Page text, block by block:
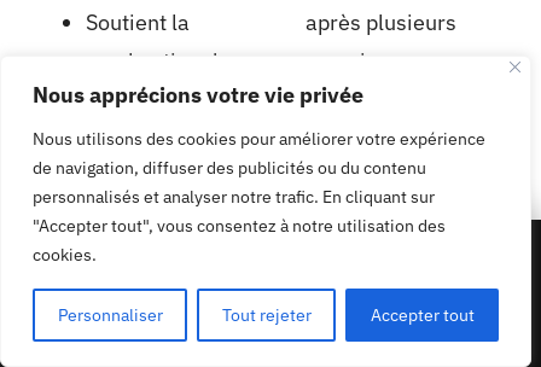
Nous apprécions votre vie privée
Nous utilisons des cookies pour améliorer votre expérience
de navigation, diffuser des publicités ou du contenu
personnalisés et analyser notre trafic. En cliquant sur
"Accepter tout", vous consentez à notre utilisation des
cookies.
Personnaliser Tout rejeter Accepter tout
Soutient la
combustion des
graisses la nuit
Facile à intégrer
dans la routine
Réduction de
l’appétit et des
fringales
après plusieurs
semaines
Peut nécessiter une
activité physique
pour optimiser
Attention aux
si problèmes de
50% de réduction - 1 acheté un offert
Profiter de l'offre